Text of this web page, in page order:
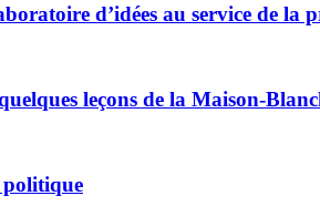
d’idées au service de la
leçons de la Maison-
politique